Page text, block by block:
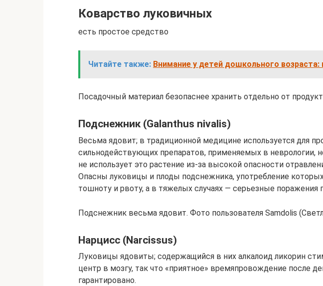
Коварство луковичных
есть простое средство
Читайте также: Внимание у детей дошкольного
Посадочный материал безопаснее хранить отдельно от
Подснежник (Galanthus nivalis)
Весьма ядовит; в традиционной медицине используется для
сильнодействующих препаратов, применяемых в неврологии,
не использует это растение из-за высокой опасности
Опасны луковицы и плоды подснежника, употребление
тошноту и рвоту, а в тяжелых случаях — серьезные поражения
Подснежник весьма ядовит. Фото пользователя Samdolis
Нарцисс (Narcissus)
Луковицы ядовиты; содержащийся в них алкалоид ликорин
центр в мозгу, так что «приятное» времяпровождение после
гарантировано.